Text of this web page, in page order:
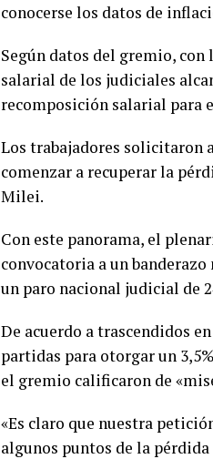
conocerse los datos de
Según datos del gremio,
salarial de los judiciales
recomposición salarial para
Los trabajadores solicitaron
comenzar a recuperar la
Milei.
Con este panorama, el
convocatoria a un
un paro nacional judicial de
De acuerdo a trascendidos
partidas para otorgar un
el gremio calificaron de
«Es claro que nuestra
algunos puntos de la